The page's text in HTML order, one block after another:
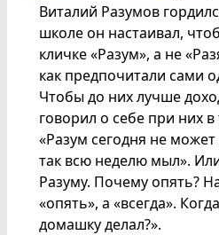
Виталий Разумов
школе он настаивал,
кличке «Разум», а не
как предпочитали сами
Чтобы до них лучше
говорил о себе при них
«Разум сегодня не
так всю неделю мыл».
Разуму. Почему опять?
«опять», а «всегда».
домашку делал?».